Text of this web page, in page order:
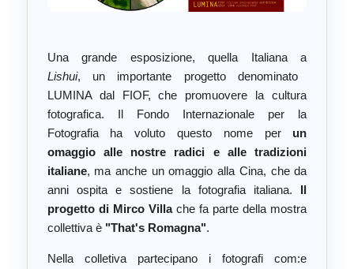
Una grande esposizione, quella Italiana a
Lishui, un importante progetto denominato
LUMINA dal FIOF, che promuovere la cultura
fotografica. Il Fondo Internazionale per la
Fotografia ha voluto questo nome per un
omaggio alle nostre radici e alle tradizioni
italiane, ma anche un omaggio alla Cina, che da
anni ospita e sostiene la fotografia italiana. Il
progetto di Mirco Villache fa parte della mostra
collettiva è "That's Romagna".
Nella colletiva partecipano i fotografi com:e